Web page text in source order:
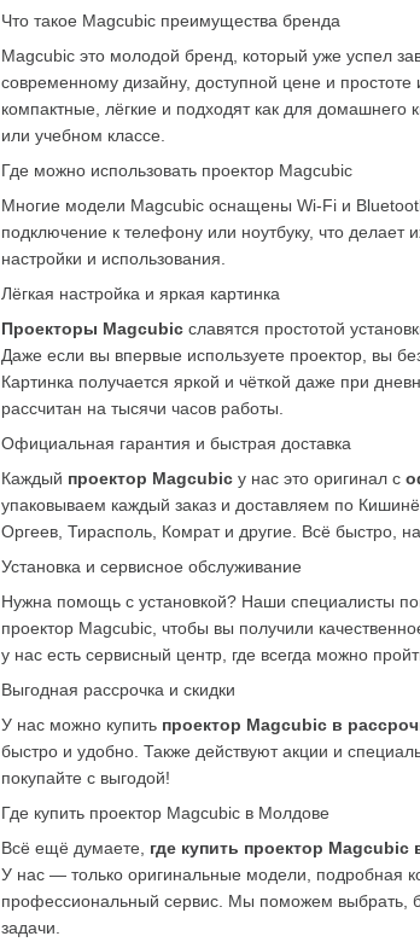
Что такое Magcubic преимущества бренда
Magcubic это молодой бренд, который уже успел
современному дизайну, доступной цене и простоте
компактные, лёгкие и подходят как для домашнего
или учебном классе.
Где можно использовать проектор Magcubic
Многие модели Magcubic оснащены Wi-Fi и
подключение к телефону или ноутбуку, что
настройки и использования.
Лёгкая настройка и яркая картинка
Проекторы Magcubic славятся простотой
Даже если вы впервые используете проектор, вы
Картинка получается яркой и чёткой даже при
рассчитан на тысячи часов работы.
Официальная гарантия и быстрая доставка
Каждый проектор Magcubic у нас это оригинал с
упаковываем каждый заказ и доставляем по
Оргеев, Тирасполь, Комрат и другие. Всё быстро,
Установка и сервисное обслуживание
Нужна помощь с установкой? Наши специалисты
проектор Magcubic, чтобы вы получили
у нас есть сервисный центр, где всегда можно
Выгодная рассрочка и скидки
У нас можно купить проектор Magcubic в
быстро и удобно. Также действуют акции и
покупайте с выгодой!
Где купить проектор Magcubic в Молдове
Всё ещё думаете, где купить проектор
У нас — только оригинальные модели, подробная
профессиональный сервис. Мы поможем выбрать,
задачи.